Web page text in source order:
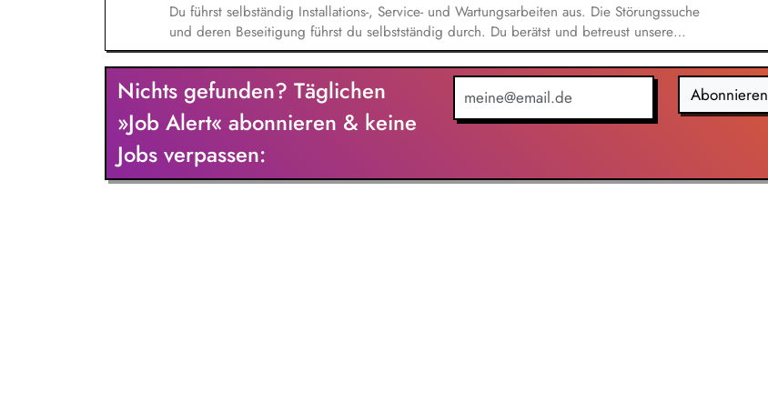
Du führst selbständig Installations-, Service- und Wartungsarbeiten aus. Die Störungssuche
und deren Beseitigung führst du selbstständig durch. Du berätst und betreust unsere
Kunden hinsichtlich optimaler Einstellungen der zugeteilten Kundenanlagen. Das Erstellen
von qualifizierten Service- und Wartungsberichten wird ebenfalls Teil deiner Aufgabe
werden. Du nimmst an der turnusmäßigen Rufbereitschaft teil.
Nichts gefunden? Täglichen
»Job Alert« abonnieren & keine
Jobs verpassen:
Abonnieren